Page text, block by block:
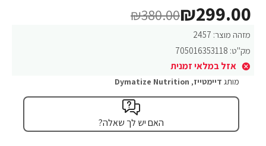
מזהה מוצר: 2457
מק"ט: 705016353118
אזל במלאי זמנית
₪299.00
₪380.00
מותג דיימטייז,
Dymatize Nutrition
האם יש לך שאלה?